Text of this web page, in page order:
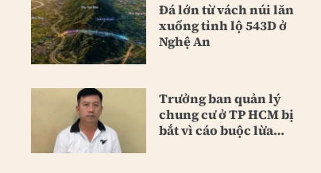
Đá lớn từ vách núi lăn
xuống tỉnh lộ 543D ở
Nghệ An
Trưởng ban quản lý
chung cư ở TP HCM bị
bắt vì cáo buộc lừa